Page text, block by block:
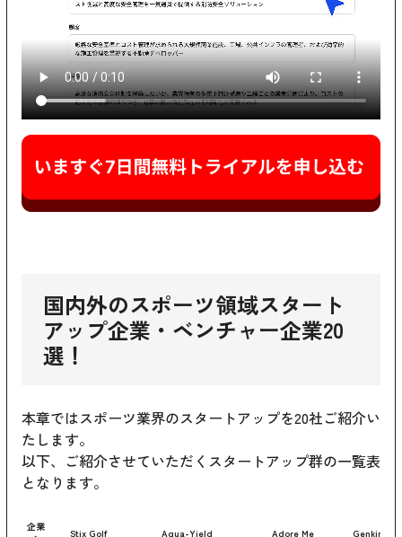
国内外のスポーツ領域スタート
アップ企業・ベンチャー企業20
選！
本章ではスポーツ業界のスタートアップを20社ご紹介い
たします。
以下、ご紹介させていただくスタートアップ群の一覧表
となります。
企業
Stix Golf Aqua-Yield Adore Me Genkinno